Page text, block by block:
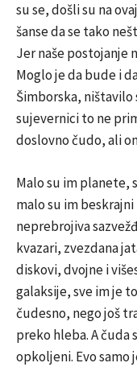
su se, došli su na
šanse da se tako
Jer naše postojanje
Moglo je da bude i
Šimborska, ništavilo
sujevernici to ne
doslovno čudo, ali
Malo su im planete,
malo su im
neprebrojiva
kvazari, zvezdana
diskovi, dvojne i
galaksije, sve im je
čudesno, nego još
preko hleba. A čuda
opkoljeni. Evo samo